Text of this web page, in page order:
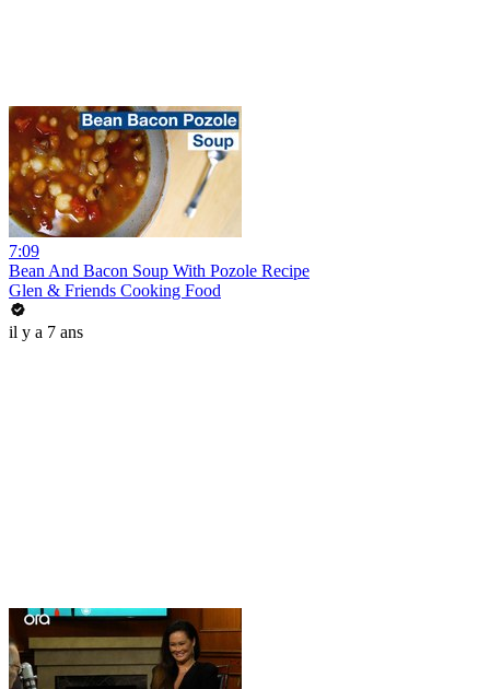
7:09
Bean And Bacon Soup With Pozole Recipe
Glen & Friends Cooking Food
il y a 7 ans